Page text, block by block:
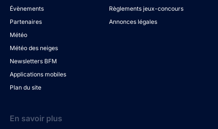
Évènements
Partenaires
Météo
Météo des neiges
Newsletters BFM
Applications mobiles
Plan du site
Règlements jeux-concours
Annonces légales
En savoir plus